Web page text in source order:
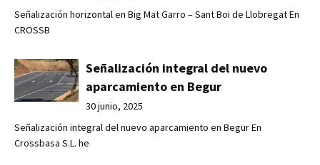
Señalización horizontal en Big Mat Garro – Sant Boi de Llobregat En
CROSSB
Señalización integral del nuevo
aparcamiento en Begur
30 junio, 2025
Señalización integral del nuevo aparcamiento en Begur En
Crossbasa S.L. he